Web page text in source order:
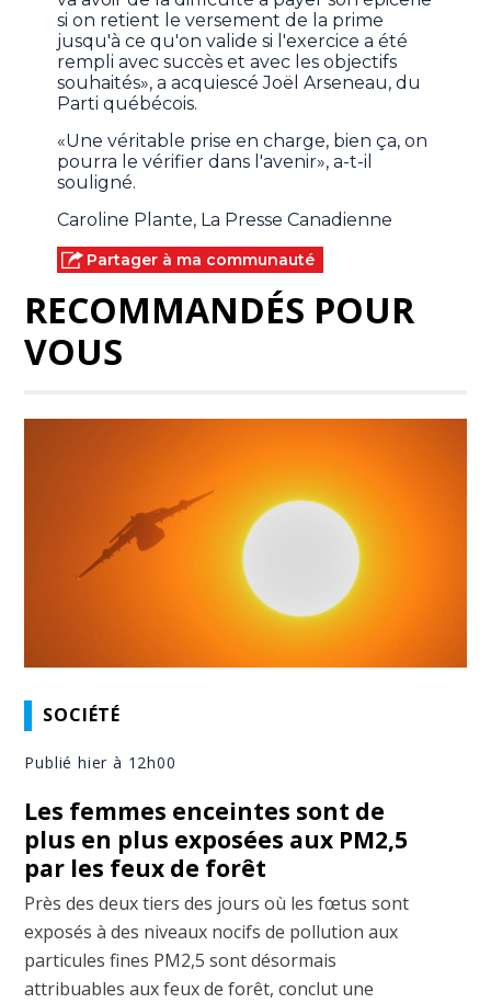
si on retient le versement de la prime
jusqu'à ce qu'on valide si l'exercice a été
rempli avec succès et avec les objectifs
souhaités», a acquiescé Joël Arseneau, du
Parti québécois.
«Une véritable prise en charge, bien ça, on
pourra le vérifier dans l'avenir», a-t-il
souligné.
Caroline Plante, La Presse Canadienne
Partager à ma communauté
RECOMMANDÉS POUR
VOUS
SOCIÉTÉ
Publié hier à 12h00
Les femmes enceintes sont de
plus en plus exposées aux PM2,5
par les feux de forêt
Près des deux tiers des jours où les fœtus sont
exposés à des niveaux nocifs de pollution aux
particules fines PM2,5 sont désormais
attribuables aux feux de forêt, conclut une